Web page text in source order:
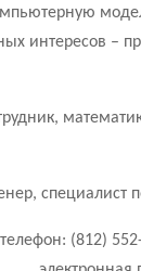
интересов –
телефон: (812)